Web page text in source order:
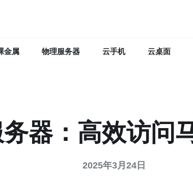
金属 物理服务器 云手机 云桌面
器：高效访问
2025年3月24日